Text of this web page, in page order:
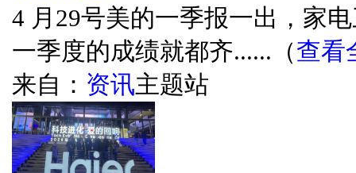
4 月29号美的一季报一出，家
一季度的成绩就都齐......（查看
来自： 资讯主题站